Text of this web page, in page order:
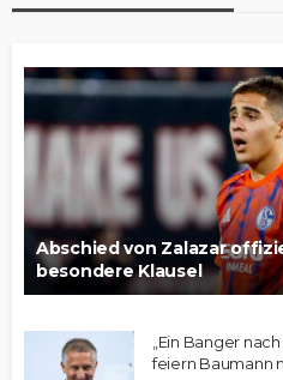
Abschied von Zalazar
besondere Klausel
„Ein Banger
feiern Baumann